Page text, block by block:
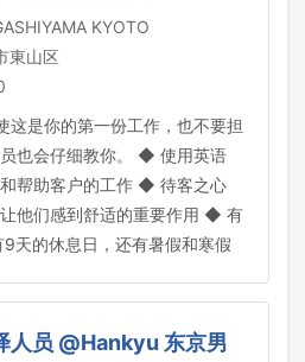
KYOTO
東山区
是你的第一份工作，也不要担
也会仔细教你。 ◆ 使用英语
帮助客户的工作 ◆ 待客之心
他们感到舒适的重要作用 ◆ 有
天的休息日，还有暑假和寒假
人员 @Hankyu 东京男